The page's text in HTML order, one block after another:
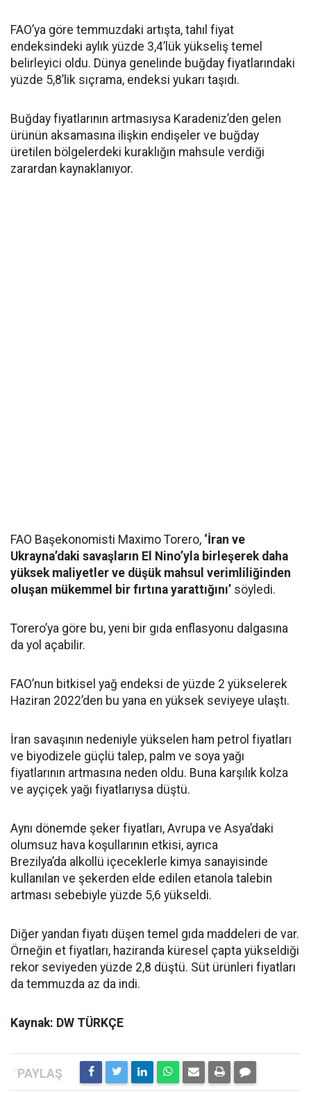
FAO’ya göre temmuzdaki artışta, tahıl fiyat
endeksindeki aylık yüzde 3,4’lük yükseliş temel
belirleyici oldu. Dünya genelinde buğday fiyatlarındaki
yüzde 5,8’lik sıçrama, endeksi yukarı taşıdı.
Buğday fiyatlarının artmasıysa Karadeniz’den gelen
ürünün aksamasına ilişkin endişeler ve buğday
üretilen bölgelerdeki kuraklığın mahsule verdiği
zarardan kaynaklanıyor.
FAO Başekonomisti Maximo Torero, ‘İran ve
Ukrayna’daki savaşların El Nino’yla birleşerek daha
yüksek maliyetler ve düşük mahsul verimliliğinden
oluşan mükemmel bir fırtına yarattığını’ söyledi.
Torero’ya göre bu, yeni bir gıda enflasyonu dalgasına
da yol açabilir.
FAO’nun bitkisel yağ endeksi de yüzde 2 yükselerek
Haziran 2022’den bu yana en yüksek seviyeye ulaştı.
İran savaşının nedeniyle yükselen ham petrol fiyatları
ve biyodizele güçlü talep, palm ve soya yağı
fiyatlarının artmasına neden oldu. Buna karşılık kolza
ve ayçiçek yağı fiyatlarıysa düştü.
Aynı dönemde şeker fiyatları, Avrupa ve Asya’daki
olumsuz hava koşullarının etkisi, ayrıca
Brezilya’da alkollü içeceklerle kimya sanayisinde
kullanılan ve şekerden elde edilen etanola talebin
artması sebebiyle yüzde 5,6 yükseldi.
Diğer yandan fiyatı düşen temel gıda maddeleri de var.
Örneğin et fiyatları, haziranda küresel çapta yükseldiği
rekor seviyeden yüzde 2,8 düştü. Süt ürünleri fiyatları
da temmuzda az da indi.
Kaynak: DW TÜRKÇE